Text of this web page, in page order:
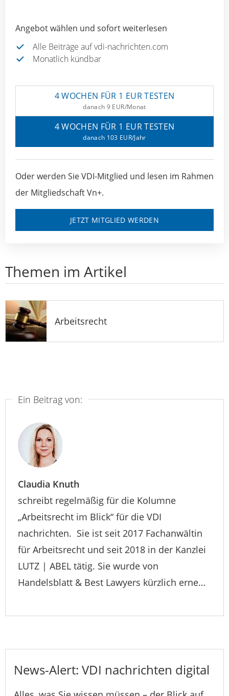
Angebot wählen und sofort weiterlesen
Alle Beiträge auf vdi-nachrichten.com
Monatlich kündbar
4 WOCHEN FÜR 1 EUR TESTEN
danach 9 EUR/Monat
4 WOCHEN FÜR 1 EUR TESTEN
danach 103 EUR/Jahr
Oder werden Sie VDI-Mitglied und lesen im Rahmen
der Mitgliedschaft Vn+.
JETZT MITGLIED WERDEN
Themen im Artikel
Arbeitsrecht
Ein Beitrag von:
Claudia Knuth
schreibt regelmäßig für die Kolumne
„Arbeitsrecht im Blick“ für die VDI
nachrichten. Sie ist seit 2017 Fachanwältin
für Arbeitsrecht und seit 2018 in der Kanzlei
LUTZ | ABEL tätig. Sie wurde von
Handelsblatt & Best Lawyers kürzlich erne…
News-Alert: VDI nachrichten digital